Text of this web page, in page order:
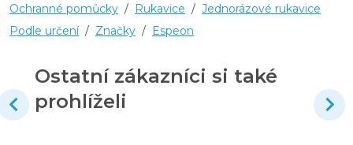
Ochranné pomůcky / Rukavice / Jednorázové rukavice
Podle určení / Značky / Espeon
Ostatní zákazníci si také
prohlíželi